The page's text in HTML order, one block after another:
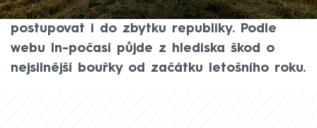
průběhu odpoledne a večera budou
postupovat i do zbytku republiky. Podle
webu In-počasí půjde z hlediska škod o
nejsilnější bouřky od začátku letošního roku.